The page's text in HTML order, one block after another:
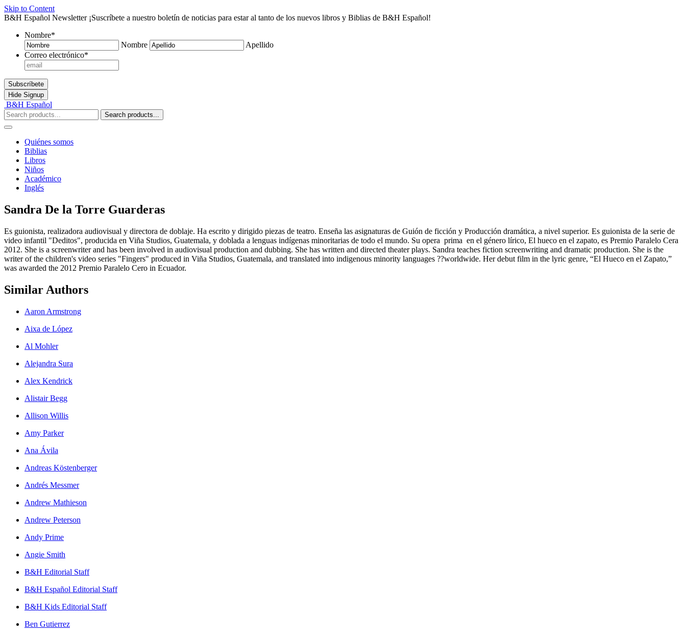
Skip to Content
B&H Español Newsletter ¡Suscríbete a nuestro boletín de noticias para estar al tanto de los nuevos libros y Biblias de B&H Español!
Nombre*
Nombre
Apellido
Correo electrónico*
Subscríbete
Hide Signup
B&H Español
Search products...
Quiénes somos
Biblias
Libros
Niños
Académico
Inglés
Sandra De la Torre Guarderas
Es guionista, realizadora audiovisual y directora de doblaje. Ha escrito y dirigido piezas de teatro. Enseña las asignaturas de Guión de ficción y Producción dramática, a nivel superior. Es guionista de la serie de
video infantil "Deditos", producida en Viña Studios, Guatemala, y doblada a lenguas indígenas minoritarias de todo el mundo. Su opera prima en el género lírico, El hueco en el zapato, es Premio Paralelo Cera
2012. She is a screenwriter and has been involved in audiovisual production and dubbing. She has written and directed theater plays. Sandra teaches fiction screenwriting and dramatic production. She is the
writer of the children's video series "Fingers" produced in Viña Studios, Guatemala, and translated into indigenous minority languages ??worldwide. Her debut film in the lyric genre, “El Hueco en el Zapato,”
was awarded the 2012 Premio Paralelo Cero in Ecuador.
Similar Authors
Aaron Armstrong
Aixa de López
Al Mohler
Alejandra Sura
Alex Kendrick
Alistair Begg
Allison Willis
Amy Parker
Ana Ávila
Andreas Köstenberger
Andrés Messmer
Andrew Mathieson
Andrew Peterson
Andy Prime
Angie Smith
B&H Editorial Staff
B&H Español Editorial Staff
B&H Kids Editorial Staff
Ben Gutierrez